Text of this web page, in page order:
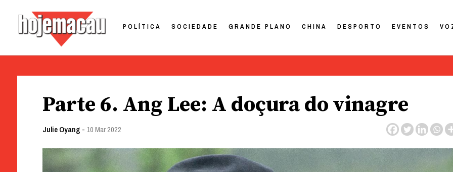
POLÍTICA SOCIEDADE GRANDE PLANO CHINA DESPORTO EVENTOS
Parte 6. Ang Lee: A doçura do vinagre
Julie Oyang - 10 Mar 2022